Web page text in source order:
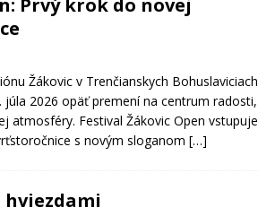
Prvý krok do novej
Žákovic v Trenčianskych Bohuslaviciach
júla 2026 opäť premení na centrum radosti,
atmosféry. Festival Žákovic Open vstupuje
s novým sloganom […]
hviezdami